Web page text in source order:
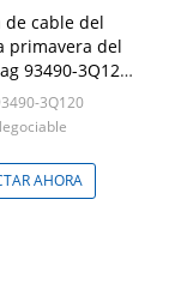
de cable del
primavera del
93490-3Q120
Hyundai3Q120
AHORA